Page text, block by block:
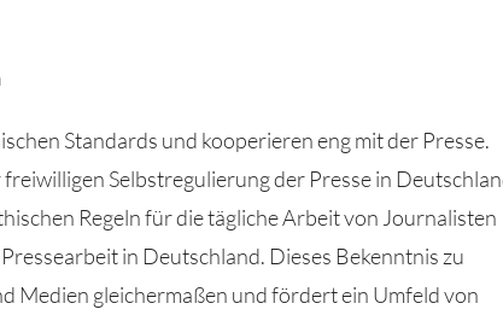
Standards und kooperieren eng mit der Presse.
Selbstregulierung der Presse in
Regeln für die tägliche Arbeit von Journalisten
in Deutschland. Dieses Bekenntnis zu
Medien gleichermaßen und fördert ein Umfeld von